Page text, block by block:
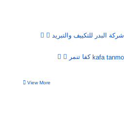
شركة البدر للتكييف والتبريد
كفا تنمر
View More